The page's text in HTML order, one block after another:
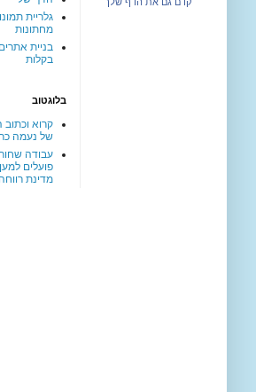
גלריית
מחתונות
בניית אתרים
בקלות
בלוגטוב
קרוא וכתוב
של נעמה
עבודה
פועלים למען
מדינת